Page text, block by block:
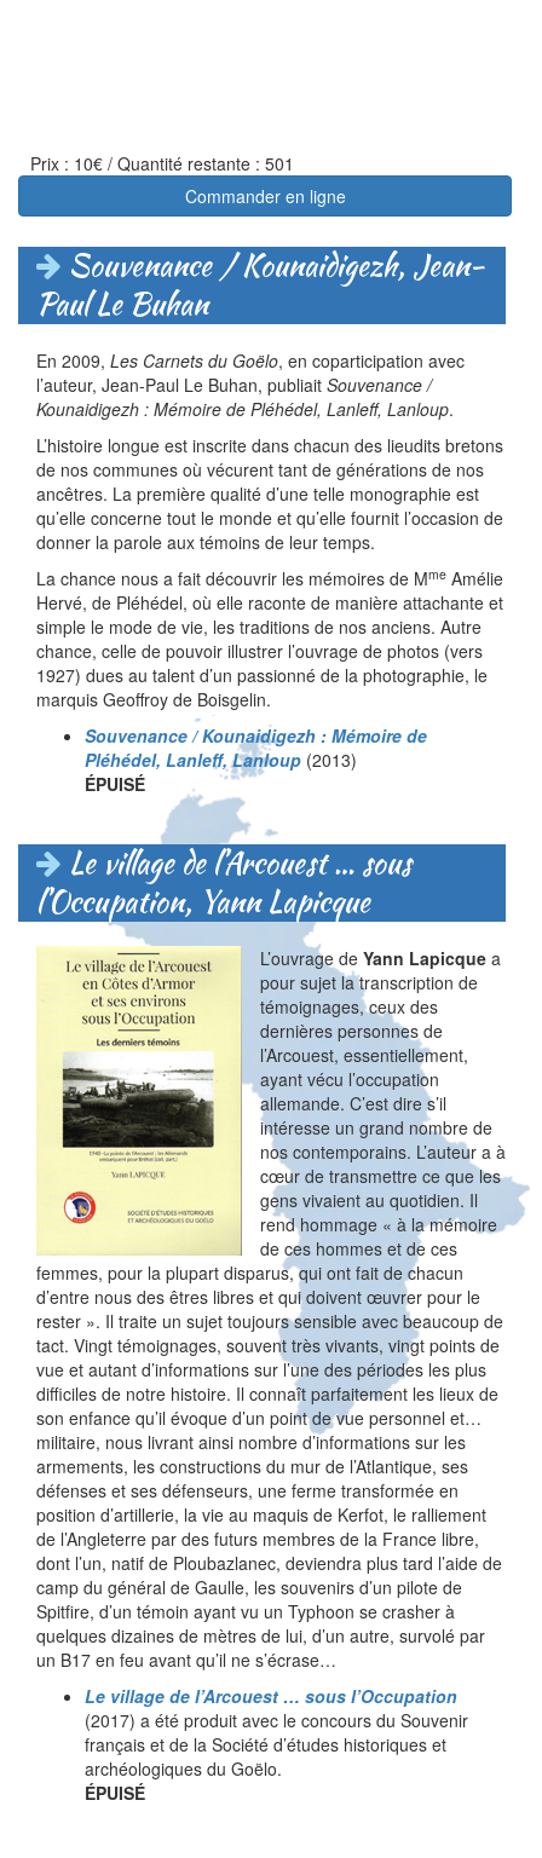
Prix : 10€ / Quantité restante : 501
Commander en ligne
Souvenance / Kounaidigezh, Jean-
Paul Le Buhan
En 2009, Les Carnets du Goëlo, en coparticipation avec
l’auteur, Jean-Paul Le Buhan, publiait Souvenance /
Kounaidigezh : Mémoire de Pléhédel, Lanleff, Lanloup.
L’histoire longue est inscrite dans chacun des lieudits bretons
de nos communes où vécurent tant de générations de nos
ancêtres. La première qualité d’une telle monographie est
qu’elle concerne tout le monde et qu’elle fournit l’occasion de
donner la parole aux témoins de leur temps.
La chance nous a fait découvrir les mémoires de Mme Amélie
Hervé, de Pléhédel, où elle raconte de manière attachante et
simple le mode de vie, les traditions de nos anciens. Autre
chance, celle de pouvoir illustrer l’ouvrage de photos (vers
1927) dues au talent d’un passionné de la photographie, le
marquis Geoffroy de Boisgelin.
Souvenance / Kounaidigezh : Mémoire de
Pléhédel, Lanleff, Lanloup (2013)
ÉPUISÉ
Le village de l’Arcouest … sous
l’Occupation, Yann Lapicque
L’ouvrage de Yann Lapicque a
pour sujet la transcription de
témoignages, ceux des
dernières personnes de
l’Arcouest, essentiellement,
ayant vécu l’occupation
allemande. C’est dire s’il
intéresse un grand nombre de
nos contemporains. L’auteur a à
cœur de transmettre ce que les
gens vivaient au quotidien. Il
rend hommage « à la mémoire
de ces hommes et de ces
femmes, pour la plupart disparus, qui ont fait de chacun
d’entre nous des êtres libres et qui doivent œuvrer pour le
rester ». Il traite un sujet toujours sensible avec beaucoup de
tact. Vingt témoignages, souvent très vivants, vingt points de
vue et autant d’informations sur l’une des périodes les plus
difficiles de notre histoire. Il connaît parfaitement les lieux de
son enfance qu’il évoque d’un point de vue personnel et…
militaire, nous livrant ainsi nombre d’informations sur les
armements, les constructions du mur de l’Atlantique, ses
défenses et ses défenseurs, une ferme transformée en
position d’artillerie, la vie au maquis de Kerfot, le ralliement
de l’Angleterre par des futurs membres de la France libre,
dont l’un, natif de Ploubazlanec, deviendra plus tard l’aide de
camp du général de Gaulle, les souvenirs d’un pilote de
Spitfire, d’un témoin ayant vu un Typhoon se crasher à
quelques dizaines de mètres de lui, d’un autre, survolé par
un B17 en feu avant qu’il ne s’écrase…
Le village de l’Arcouest … sous l’Occupation
(2017) a été produit avec le concours du Souvenir
français et de la Société d’études historiques et
archéologiques du Goëlo.
ÉPUISÉ